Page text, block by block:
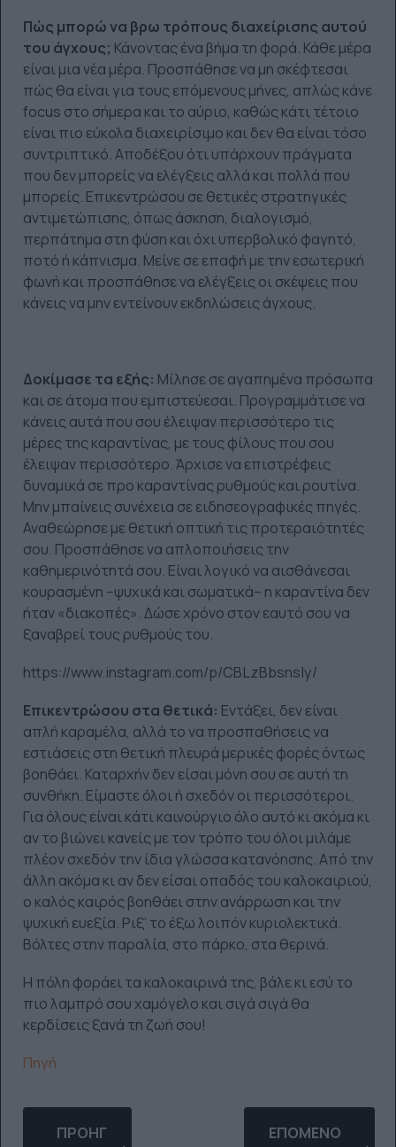
Πώς μπορώ να βρω τρόπους διαχείρισης αυτού
του άγχους; Κάνοντας ένα βήμα τη φορά. Κάθε μέρα
είναι μια νέα μέρα. Προσπάθησε να μη σκέφτεσαι
πώς θα είναι για τους επόμενους μήνες, απλώς κάνε
focus στο σήμερα και το αύριο, καθώς κάτι τέτοιο
είναι πιο εύκολα διαχειρίσιμο και δεν θα είναι τόσο
συντριπτικό. Αποδέξου ότι υπάρχουν πράγματα
που δεν μπορείς να ελέγξεις αλλά και πολλά που
μπορείς. Επικεντρώσου σε θετικές στρατηγικές
αντιμετώπισης, όπως άσκηση, διαλογισμό,
περπάτημα στη φύση και όχι υπερβολικό φαγητό,
ποτό ή κάπνισμα. Μείνε σε επαφή με την εσωτερική
φωνή και προσπάθησε να ελέγξεις οι σκέψεις που
κάνεις να μην εντείνουν εκδηλώσεις άγχους.
Δοκίμασε τα εξής: Μίλησε σε αγαπημένα πρόσωπα
και σε άτομα που εμπιστεύεσαι. Προγραμμάτισε να
κάνεις αυτά που σου έλειψαν περισσότερο τις
μέρες της καραντίνας, με τους φίλους που σου
έλειψαν περισσότερο. Άρχισε να επιστρέφεις
δυναμικά σε προ καραντίνας ρυθμούς και ρουτίνα.
Μην μπαίνεις συνέχεια σε ειδησεογραφικές πηγές.
Αναθεώρησε με θετική οπτική τις προτεραιότητές
σου. Προσπάθησε να απλοποιήσεις την
καθημερινότητά σου. Είναι λογικό να αισθάνεσαι
κουρασμένη –ψυχικά και σωματικά– η καραντίνα δεν
ήταν «διακοπές». Δώσε χρόνο στον εαυτό σου να
ξαναβρεί τους ρυθμούς του.
https://www.instagram.com/p/CBLzBbsnsly/
Επικεντρώσου στα θετικά: Εντάξει, δεν είναι
απλή καραμέλα, αλλά το να προσπαθήσεις να
εστιάσεις στη θετική πλευρά μερικές φορές όντως
βοηθάει. Καταρχήν δεν είσαι μόνη σου σε αυτή τη
συνθήκη. Είμαστε όλοι ή σχεδόν οι περισσότεροι.
Για όλους είναι κάτι καινούργιο όλο αυτό κι ακόμα κι
αν το βιώνει κανείς με τον τρόπο του όλοι μιλάμε
πλέον σχεδόν την ίδια γλώσσα κατανόησης. Από την
άλλη ακόμα κι αν δεν είσαι οπαδός του καλοκαιριού,
ο καλός καιρός βοηθάει στην ανάρρωση και την
ψυχική ευεξία. Ριξ’ το έξω λοιπόν κυριολεκτικά.
Βόλτες στην παραλία, στο πάρκο, στα θερινά.
Η πόλη φοράει τα καλοκαιρινά της, βάλε κι εσύ το
πιο λαμπρό σου χαμόγελο και σιγά σιγά θα
κερδίσεις ξανά τη ζωή σου!
Πηγή
ΠΡΟΗΓΟΎΜΕΝΟ ΆΡΘΡΟ: O TYRON HANDY
ΠΡΟΗΓ ΕΠΌΜΕΝΟ ΆΡΘΡΟ:
ΕΠΌΜΕΝΟ